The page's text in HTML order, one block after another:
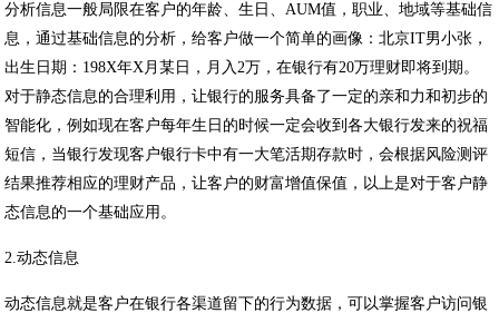
分析信息一般局限在客户的年龄、生日、AUM值，职业、地域等基础信
息，通过基础信息的分析，给客户做一个简单的画像：北京IT男小张，
出生日期：198X年X月某日，月入2万，在银行有20万理财即将到期。
对于静态信息的合理利用，让银行的服务具备了一定的亲和力和初步的
智能化，例如现在客户每年生日的时候一定会收到各大银行发来的祝福
短信，当银行发现客户银行卡中有一大笔活期存款时，会根据风险测评
结果推荐相应的理财产品，让客户的财富增值保值，以上是对于客户静
态信息的一个基础应用。
2.动态信息
动态信息就是客户在银行各渠道留下的行为数据，可以掌握客户访问银